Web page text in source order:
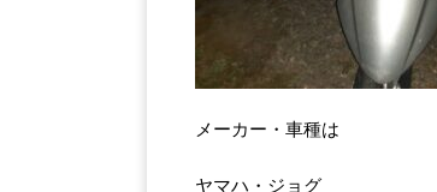
メーカー・車種は
ヤマハ・ジョグ